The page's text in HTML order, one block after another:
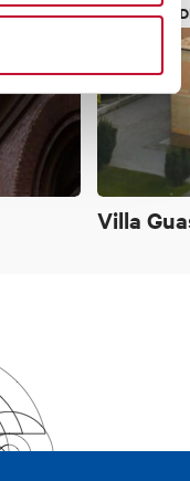
TORRI,
Villa